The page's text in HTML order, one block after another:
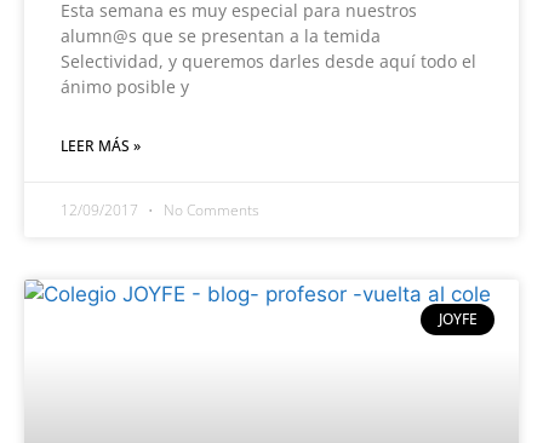
Esta semana es muy especial para nuestros
alumn@s que se presentan a la temida
Selectividad, y queremos darles desde aquí todo el
ánimo posible y
LEER MÁS »
12/09/2017 No Comments
JOYFE